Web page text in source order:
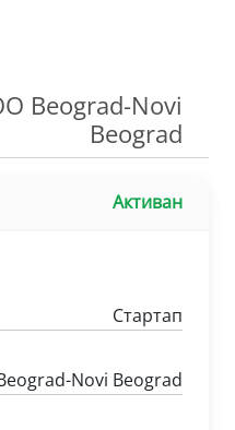
Beograd-Novi
Beograd
Активан
Стартап
Novi Beograd